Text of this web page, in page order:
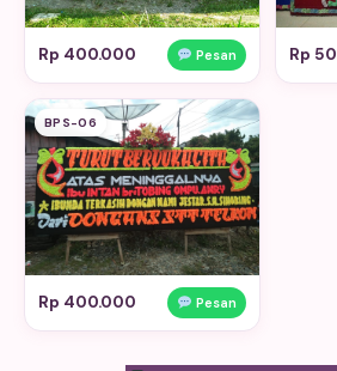
Rp 400.000 Pesan Rp
BPS-06
Rp 400.000 Pesan